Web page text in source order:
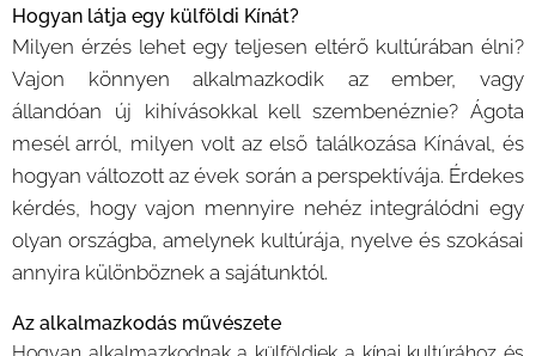
Hogyan látja egy külföldi Kínát?
Milyen érzés lehet egy teljesen eltérő kultúrában élni?
Vajon könnyen alkalmazkodik az ember, vagy
állandóan új kihívásokkal kell szembenéznie? Ágota
mesél arról, milyen volt az első találkozása Kínával, és
hogyan változott az évek során a perspektívája. Érdekes
kérdés, hogy vajon mennyire nehéz integrálódni egy
olyan országba, amelynek kultúrája, nyelve és szokásai
annyira különböznek a sajátunktól.
Az alkalmazkodás művészete